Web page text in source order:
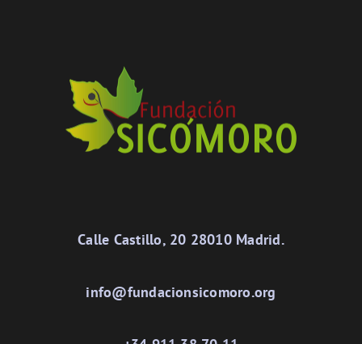
Calle Castillo, 20 28010 Madrid.
info@fundacionsicomoro.org